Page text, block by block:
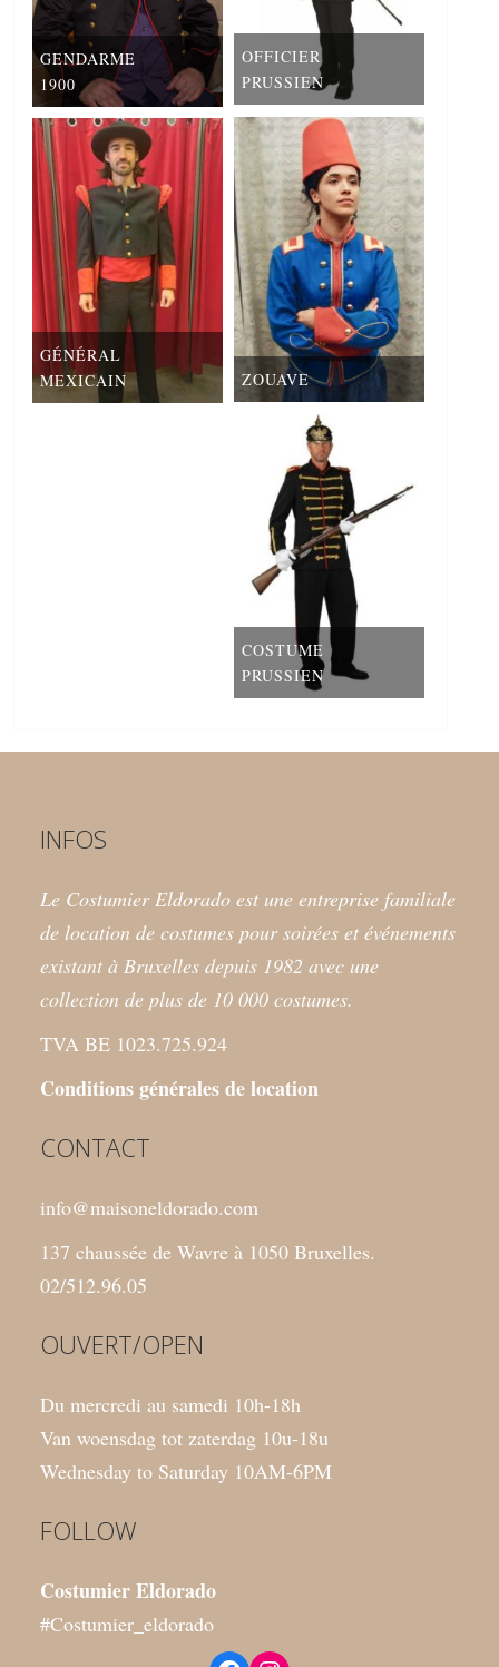
OFFICIER
PRUSSIEN
GENDARME
1900
ZOUAVE
GÉNÉRAL
MEXICAIN
COSTUME
PRUSSIEN
INFOS
Le Costumier Eldorado est une entreprise familiale
de location de costumes pour soirées et événements
existant à Bruxelles depuis 1982 avec une
collection de plus de 10 000 costumes.
TVA BE 1023.725.924
Conditions générales de location
CONTACT
info@maisoneldorado.com
137 chaussée de Wavre à 1050 Bruxelles.
02/512.96.05
OUVERT/OPEN
Du mercredi au samedi 10h-18h
Van woensdag tot zaterdag 10u-18u
Wednesday to Saturday 10AM-6PM
FOLLOW
Costumier Eldorado
#Costumier_eldorado